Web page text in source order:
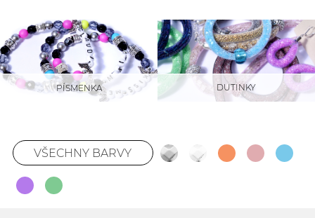
PÍSMENKA DUTINKY
VŠECHNY BARVY